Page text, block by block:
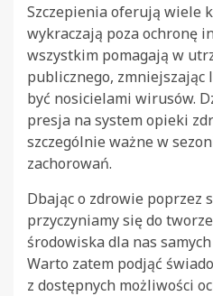
Szczepienia oferują wiele
wykraczają poza ochronę
wszystkim pomagają w
publicznego, zmniejszając
być nosicielami wirusów.
presja na system opieki
szczególnie ważne w
zachorowań.
Dbając o zdrowie poprzez
przyczyniamy się do
środowiska dla nas
Warto zatem podjąć
z dostępnych możliwości